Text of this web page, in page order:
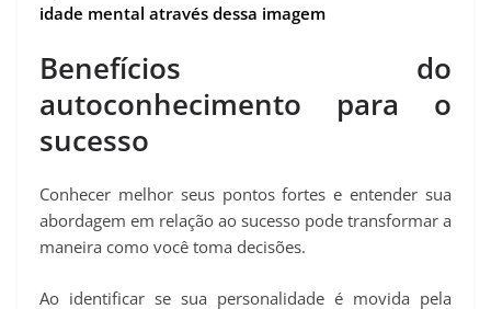
idade mental através dessa imagem
Benefícios do
autoconhecimento para o
sucesso
Conhecer melhor seus pontos fortes e entender sua
abordagem em relação ao sucesso pode transformar a
maneira como você toma decisões.
Ao identificar se sua personalidade é movida pela